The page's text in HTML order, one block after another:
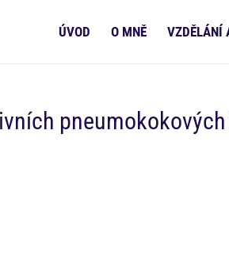
ÚVOD O MNĚ VZDĚLÁNÍ